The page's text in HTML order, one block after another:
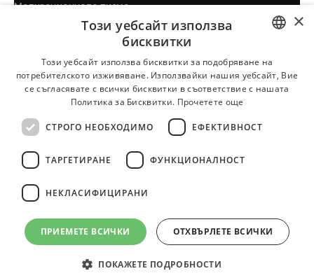
Мотивационното писмо
Интервю за работа
Когато получим оферта
Препоръки
Vihra AI
За новодошли
Всички услуги на JobTiger
© 2000-2026 JobTiger. Всички права запазени.
BULGARIAN
ENGLISH
×
Този уебсайт използва
бисквитки
Този уебсайт използва бисквитки за подобряване на
потребителското изживяване. Използвайки нашия уебсайт, Вие
се съгласявате с всички бисквитки в съответствие с нашата
Политика за Бисквитки. Прочетете още
СТРОГО НЕОБХОДИМО ЕФЕКТИВНОСТ
ТАРГЕТИРАНЕ ФУНКЦИОНАЛНОСТ
НЕКЛАСИФИЦИРАНИ
ПРИЕМЕТЕ ВСИЧКИ ОТХВЪРЛЕТЕ ВСИЧКИ
ПОКАЖЕТЕ ПОДРОБНОСТИ